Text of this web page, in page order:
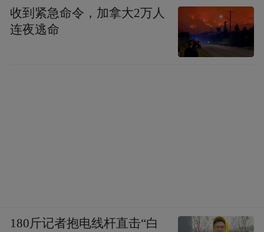
收到紧急命令，加拿大2万人
连夜逃命
180斤记者抱电线杆直击“白